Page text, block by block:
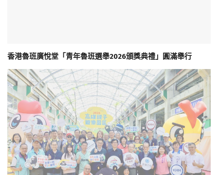
香港魯班廣悅堂「青年魯班選舉2026頒獎典禮」圓滿舉行